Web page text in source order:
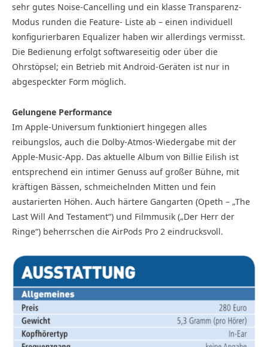
sehr gutes Noise-Cancelling und ein klasse Transparenz-
Modus runden die Feature- Liste ab – einen individuell
konfigurierbaren Equalizer haben wir allerdings vermisst.
Die Bedienung erfolgt softwareseitig oder über die
Ohrstöpsel; ein Betrieb mit Android-Geräten ist nur in
abgespeckter Form möglich.
Gelungene Performance
Im Apple-Universum funktioniert hingegen alles
reibungslos, auch die Dolby-Atmos-Wiedergabe mit der
Apple-Music-App. Das aktuelle Album von Billie Eilish ist
entsprechend ein intimer Genuss auf großer Bühne, mit
kräftigen Bässen, schmeichelnden Mitten und fein
austarierten Höhen. Auch härtere Gangarten (Opeth – „The
Last Will And Testament“) und Filmmusik („Der Herr der
Ringe“) beherrschen die AirPods Pro 2 eindrucksvoll.